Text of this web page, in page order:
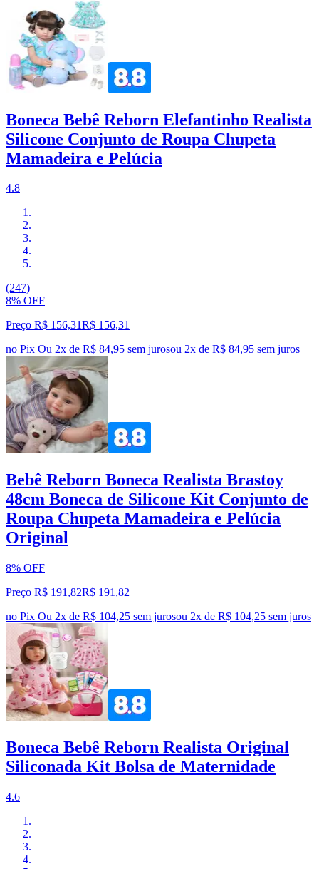
Boneca Bebê Reborn Elefantinho Realista
Silicone Conjunto de Roupa Chupeta
Mamadeira e Pelúcia
4.8
(247)
8% OFF
Preço R$ 156,31R$ 156,31
no Pix Ou 2x de R$ 84,95 sem jurosou 2x de R$ 84,95 sem juros
Bebê Reborn Boneca Realista Brastoy
48cm Boneca de Silicone Kit Conjunto de
Roupa Chupeta Mamadeira e Pelúcia
Original
8% OFF
Preço R$ 191,82R$ 191 ,82
no Pix Ou 2x de R$ 104,25 sem jurosou 2x de R$ 104,25 sem juros
Boneca Bebê Reborn Realista Original
Siliconada Kit Bolsa de Maternidade
4.6